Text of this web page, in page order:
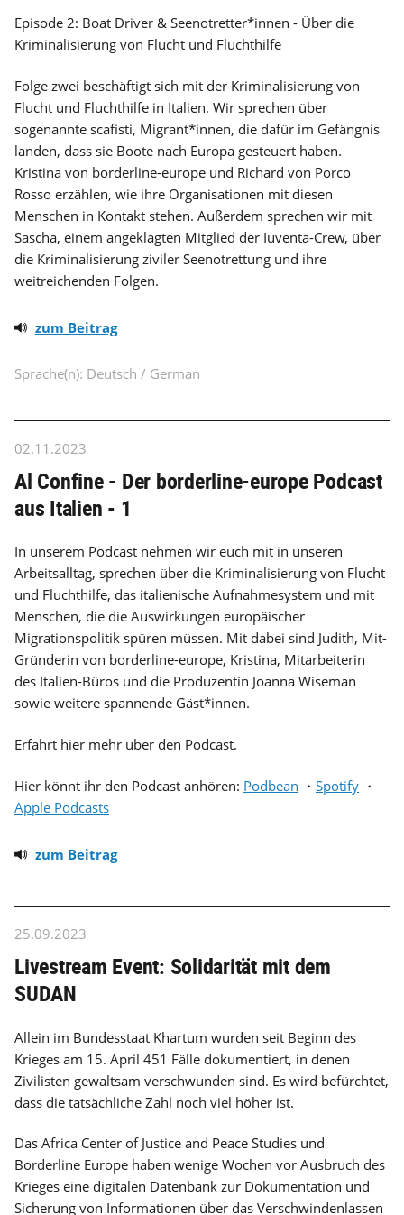
Episode 2: Boat Driver & Seenotretter*innen - Über die
Kriminalisierung von Flucht und Fluchthilfe
Folge zwei beschäftigt sich mit der Kriminalisierung von
Flucht und Fluchthilfe in Italien. Wir sprechen über
sogenannte scafisti, Migrant*innen, die dafür im Gefängnis
landen, dass sie Boote nach Europa gesteuert haben.
Kristina von borderline-europe und Richard von Porco
Rosso erzählen, wie ihre Organisationen mit diesen
Menschen in Kontakt stehen. Außerdem sprechen wir mit
Sascha, einem angeklagten Mitglied der Iuventa-Crew, über
die Kriminalisierung ziviler Seenotrettung und ihre
weitreichenden Folgen.
zum Beitrag
Sprache(n): Deutsch / German
02.11.2023
Al Confine - Der borderline-europe Podcast
aus Italien - 1
In unserem Podcast nehmen wir euch mit in unseren
Arbeitsalltag, sprechen über die Kriminalisierung von Flucht
und Fluchthilfe, das italienische Aufnahmesystem und mit
Menschen, die die Auswirkungen europäischer
Migrationspolitik spüren müssen. Mit dabei sind Judith, Mit-
Gründerin von borderline-europe, Kristina, Mitarbeiterin
des Italien-Büros und die Produzentin Joanna Wiseman
sowie weitere spannende Gäst*innen.
Erfahrt hier mehr über den Podcast.
Hier könnt ihr den Podcast anhören: Podbean ・ Spotify ・
Apple Podcasts
zum Beitrag
25.09.2023
Livestream Event: Solidarität mit dem
SUDAN
Allein im Bundesstaat Khartum wurden seit Beginn des
Krieges am 15. April 451 Fälle dokumentiert, in denen
Zivilisten gewaltsam verschwunden sind. Es wird befürchtet,
dass die tatsächliche Zahl noch viel höher ist.
Das Africa Center of Justice and Peace Studies und
Borderline Europe haben wenige Wochen vor Ausbruch des
Krieges eine digitalen Datenbank zur Dokumentation und
Sicherung von Informationen über das Verschwindenlassen